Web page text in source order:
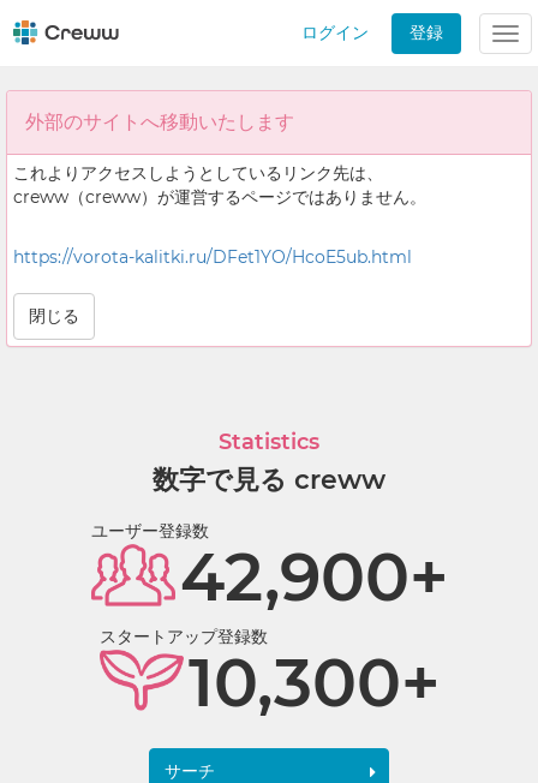
ログイン 登録
外部のサイトへ移動いたします
これよりアクセスしようとしているリンク先は、
creww（creww）が運営するページではありません。
https://vorota-kalitki.ru/DFet1YO/HcoE5ub.html
閉じる
Statistics
数字で見る creww
ユーザー登録数
42,900+
スタートアップ登録数
10,300+
サーチ